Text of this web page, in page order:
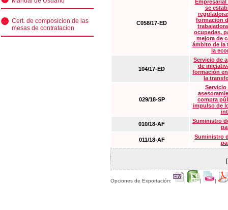
Cert. de composicion de las
mesas de contratacion
C058/17-ED
Empresarial
se
formación
ocupadas,
mejora de
ámbito de la
la
104/17-ED
Servicio de
de
formación
la
029/18-SP
Servicio
compra
impulso de
010/18-AF
Suministro
011/18-AF
Suministro
Opciones de Exportación: | | |